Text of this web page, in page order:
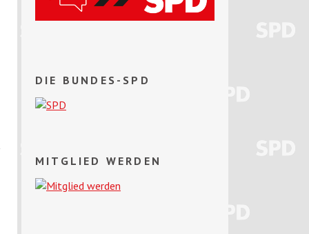
DIE BUNDES-SPD
MITGLIED WERDEN